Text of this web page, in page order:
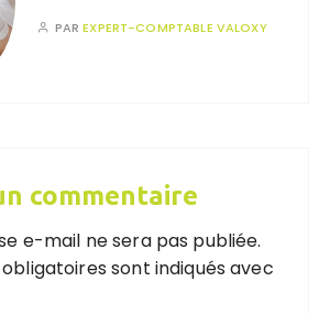
PAREXPERT-COMPTABLE VALOXY
commentaire
e-mail ne sera pas publiée.
sont indiqués avec